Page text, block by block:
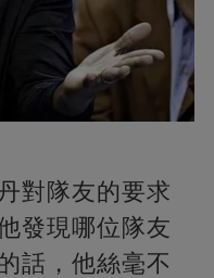
對隊友的要求
發現哪位隊友
話，他絲毫不